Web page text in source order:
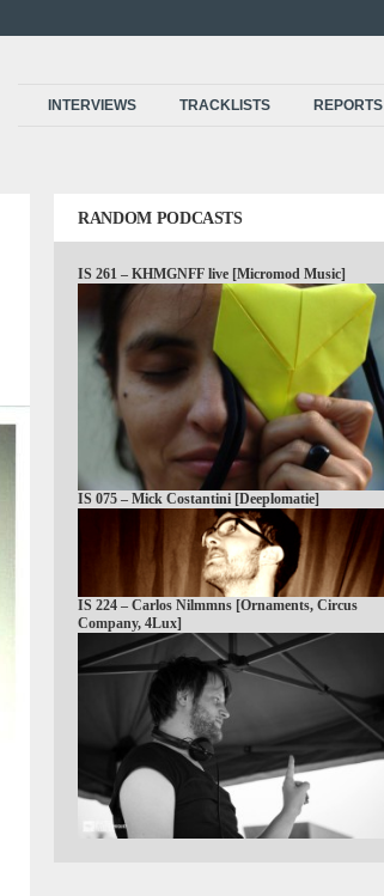
INTERVIEWS TRACKLISTS REPORTS
RANDOM PODCASTS
IS 261 – KHMGNFF live [Micromod Music]
IS 075 – Mick Costantini [Deeplomatie]
IS 224 – Carlos Nilmmns [Ornaments, Circus
Company, 4Lux]